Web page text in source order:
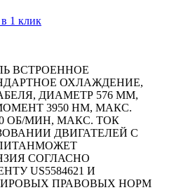
1 клик
ВСТРОЕННОЕ
ОХЛАЖДЕНИЕ,
ДИАМЕТР 576 ММ,
3950 HM, МАКС.
ОБ/MИН, МАКС. ТОК
ДВИГАТЕЛЕЙ С
СОГЛАСНО
US5584621 И
ПРАВОВЫХ НОРМ